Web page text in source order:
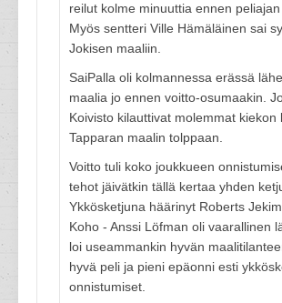
reilut kolme minuuttia ennen peliajan
Myös sentteri Ville Hämäläinen sai
Jokisen maaliin.
SaiPalla oli kolmannessa erässä
maalia jo ennen voitto-osumaakin.
Koivisto kilauttivat molemmat kiekon
Tapparan maalin tolppaan.
Voitto tuli koko joukkueen
tehot jäivätkin tällä kertaa yhden
Ykkösketjuna häärinyt Roberts
Koho - Anssi Löfman oli vaarallinen
loi useammankin hyvän
hyvä peli ja pieni epäonni esti
onnistumiset.